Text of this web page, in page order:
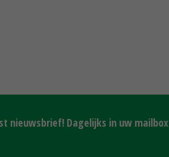
nieuwsbrief! Dagelijks in uw mailbox